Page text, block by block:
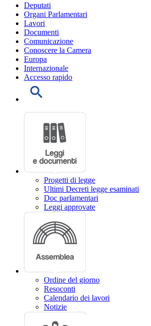
Deputati
Organi Parlamentari
Lavori
Documenti
Comunicazione
Conoscere la Camera
Europa
Internazionale
Accesso rapido
Progetti di legge
Ultimi Decreti legge esaminati
Doc parlamentari
Leggi approvate
Ordine del giorno
Resoconti
Calendario dei lavori
Notizie